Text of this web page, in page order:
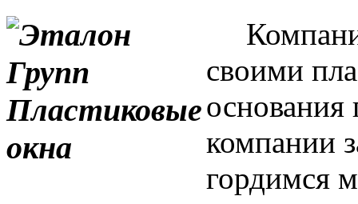
своими
основания
компании
гордимся